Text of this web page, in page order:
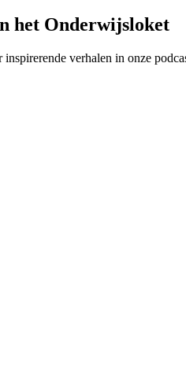
het Onderwijsloket
verhalen in onze